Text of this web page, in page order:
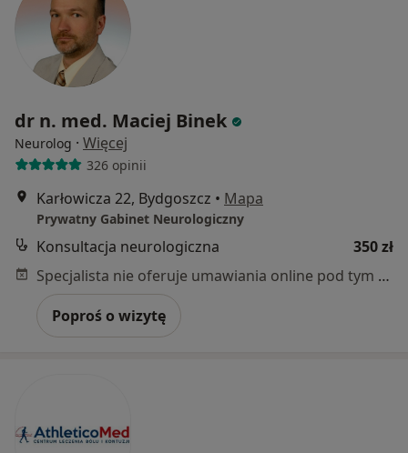
dr n. med. Maciej Binek
Neurolog · Więcej
326 opinii
Karłowicza 22, Bydgoszcz • Mapa
Prywatny Gabinet Neurologiczny
Konsultacja neurologiczna
350 zł
Specjalista nie oferuje umawiania online pod tym adresem.
Poproś o wizytę